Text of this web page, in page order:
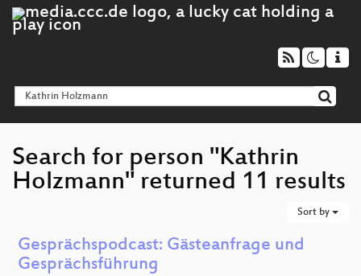
Search for person "Kathrin
Holzmann" returned 11 results
Sort by
Gesprächspodcast: Gästeanfrage und
Gesprächsführung